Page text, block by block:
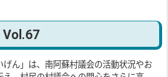
Vol.67
げん」は、南阿蘇村議会の活動状況やお